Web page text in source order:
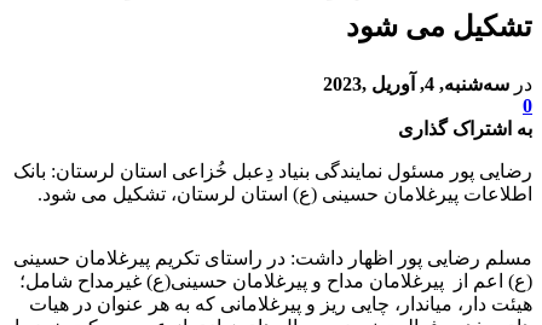
تشکیل می شود
در سه‌شنبه, 4, آوریل ,2023
0
به اشتراک گذاری
رضایی پور مسئول نمایندگی بنیاد دِعبل خُزاعی استان لرستان: بانک
اطلاعات پیرغلامان حسینی (ع) استان لرستان، تشکیل می شود.
مسلم رضایی پور اظهار داشت: در راستای تکریم پیرغلامان حسینی
(ع) اعم از پیرغلامان مداح و پیرغلامان حسینی(ع) غیرمداح شامل؛
هیئت دار، میاندار، چایی ریز و پیرغلامانی که به هر عنوان در هیات